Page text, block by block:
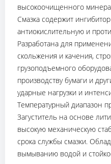
высокоочищенного
Смазка содержит
антиокислительную и
Разработана для
скольжения и качения,
грузоподъемного
производству бумаги и
ударные нагрузки и
Температурный диапазон
Загуститель на основе
высокую механическую
срока службы смазки.
вымыванию водой и